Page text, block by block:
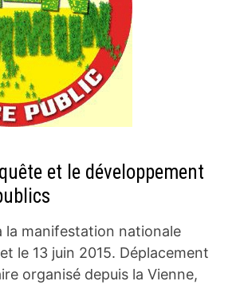
et le développement
la manifestation nationale
le 13 juin 2015. Déplacement
organisé depuis la Vienne,